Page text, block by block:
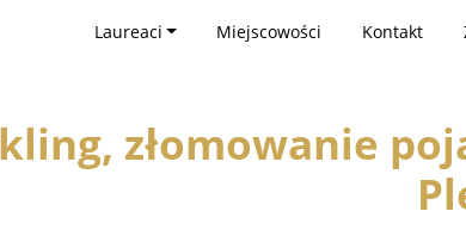
Laureaci Miejscowości Kontakt
złomowanie